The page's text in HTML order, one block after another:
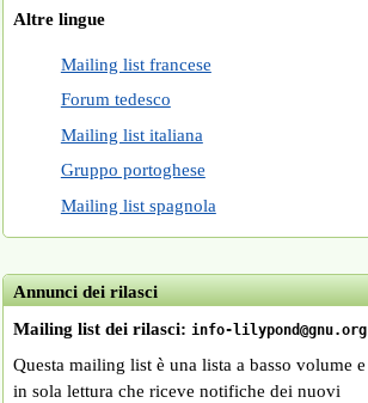
Altre lingue
Mailing list francese
Forum tedesco
Mailing list italiana
Gruppo portoghese
Mailing list spagnola
Annunci dei rilasci
Mailing list dei rilasci: info-lilypond@gnu.org
Questa mailing list è una lista a basso volume e
in sola lettura che riceve notifiche dei nuovi